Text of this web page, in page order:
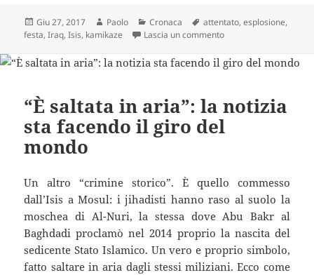
Scritto
il
Giu 27, 2017 Autore
Paolo Categorie
Cronaca Tag
attentato,esplosione,
festa,Iraq,Isis, kamikaze Lascia un commentosu I miliziani dell’Isis
“È saltata in aria”: la notizia
sta facendo il giro del
mondo
Un altro “crimine storico”. È quello commesso
dall’Isis a Mosul: i jihadisti hanno raso al suolo la
moschea di Al-Nuri, la stessa dove Abu Bakr al
Baghdadi proclamò nel 2014 proprio la nascita del
sedicente Stato Islamico. Un vero e proprio simbolo,
fatto saltare in aria dagli stessi miliziani. Ecco come